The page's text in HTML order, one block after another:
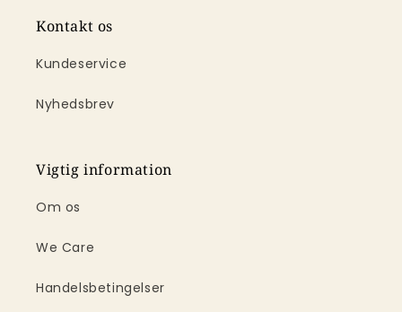
Kontakt os
Kundeservice
Nyhedsbrev
Vigtig information
Om os
We Care
Handelsbetingelser